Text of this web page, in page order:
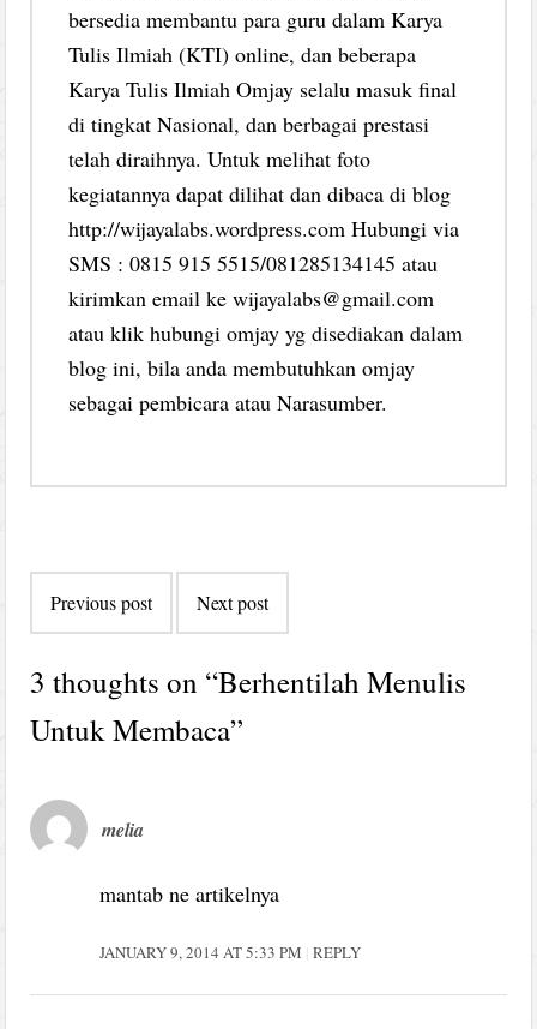
bersedia membantu para guru dalam Karya
Tulis Ilmiah (KTI) online, dan beberapa
Karya Tulis Ilmiah Omjay selalu masuk final
di tingkat Nasional, dan berbagai prestasi
telah diraihnya. Untuk melihat foto
kegiatannya dapat dilihat dan dibaca di blog
http://wijayalabs.wordpress.com Hubungi via
SMS : 0815 915 5515/081285134145 atau
kirimkan email ke wijayalabs@gmail.com
atau klik hubungi omjay yg disediakan dalam
blog ini, bila anda membutuhkan omjay
sebagai pembicara atau Narasumber.
navigation
Previous post Next post
3 thoughts on “Berhentilah Menulis
Untuk Membaca”
melia
mantab ne artikelnya
JANUARY 9, 2014 AT 5:33 PM REPLY